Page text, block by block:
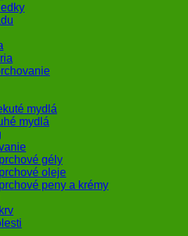
mydlá
mydlá
gély
oleje
peny a krémy